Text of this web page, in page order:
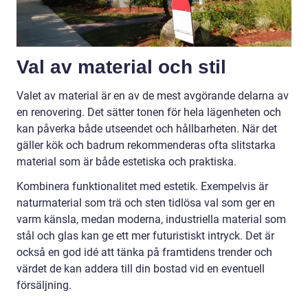
Val av material och stil
Valet av material är en av de mest avgörande delarna av
en renovering. Det sätter tonen för hela lägenheten och
kan påverka både utseendet och hållbarheten. När det
gäller kök och badrum rekommenderas ofta slitstarka
material som är både estetiska och praktiska.
Kombinera funktionalitet med estetik. Exempelvis är
naturmaterial som trä och sten tidlösa val som ger en
varm känsla, medan moderna, industriella material som
stål och glas kan ge ett mer futuristiskt intryck. Det är
också en god idé att tänka på framtidens trender och
värdet de kan addera till din bostad vid en eventuell
försäljning.